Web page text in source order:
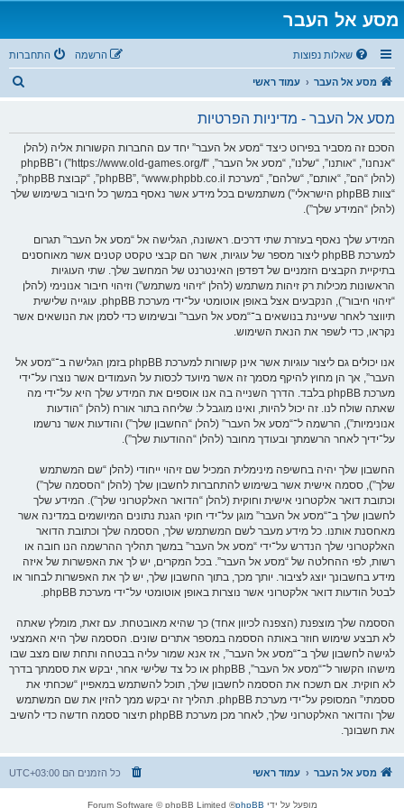
מסע אל העבר
שאלות נפוצות התחברות הרשמה
מסע אל העבר עמוד ראשי
מסע אל העבר - מדיניות הפרטיות
הסכם זה מסביר בפירוט כיצד “מסע אל העבר” יחד עם החברות הקשורות אליה (להלן
“אנחנו”, “אותנו”, “שלנו”, “מסע אל העבר”, “https://www.old-games.org/f”) ו־phpBB
(להלן “הם”, “אותם”, “שלהם”, “מערכת phpBB”, “www.phpbb.co.il”, “קבוצת phpBB”,
“צוות phpBB הישראלי”) משתמשים בכל מידע אשר נאסף במשך כל חיבור בשימוש שלך
(להלן “המידע שלך”).
המידע שלך נאסף בעזרת שתי דרכים. ראשונה, הגלישה אל “מסע אל העבר” תגרום
למערכת phpBB ליצור מספר של עוגיות, אשר הם קבצי טקסט קטנים אשר מאוחסנים
בתיקיית הקבצים הזמניים של דפדפן האינטרנט של המחשב שלך. שתי העוגיות
הראשונות מכילות רק זיהות משתמש (להלן “זיהוי משתמש”) וזיהוי חיבור אנונימי (להלן
“זיהוי חיבור”), הנקבעים אצל באופן אוטומטי על־ידי מערכת phpBB. עוגייה שלישית
תיווצר לאחר שעיינת בנושאים ב־“מסע אל העבר” ובשימוש כדי לסמן את הנושאים אשר
נקראו, כדי לשפר את הנאת השימוש.
אנו יכולים גם ליצור עוגיות אשר אינן קשורות למערכת phpBB בזמן הגלישה ב־“מסע אל
העבר”, אך הן מחוץ להיקף מסמך זה אשר מיועד לכסות על העמודים אשר נוצרו על־ידי
מערכת phpBB בלבד. הדרך השנייה בה אנו אוספים את המידע שלך היא על־ידי מה
שאתה שולח לנו. זה יכול להיות, ואינו מוגבל ל: שליחה בתור אורח (להלן “הודעות
אנונימיות”), הרשמה ל־“מסע אל העבר” (להלן “החשבון שלך”) והודעות אשר נרשמו
על־ידיך לאחר הרשמתך ובעודך מחובר (להלן “ההודעות שלך”).
החשבון שלך יהיה בחשיפה מינימלית המכיל שם זיהוי ייחודי (להלן “שם המשתמש
שלך”), ססמה אישית אשר בשימוש להתחברות לחשבון שלך (להלן “הססמה שלך”)
וכתובת דואר אלקטרוני אישית וחוקית (להלן “הדואר האלקטרוני שלך”). המידע שלך
לחשבון שלך ב־“מסע אל העבר” מוגן על־ידי חוקי הגנת נתונים המיושמים במדינה אשר
מאחסנת אותנו. כל מידע מעבר לשם המשתמש שלך, הססמה שלך וכתובת הדואר
האלקטרוני שלך הנדרש על־ידי “מסע אל העבר” במשך תהליך ההרשמה הנו חובה או
רשות, לפי ההחלטה של “מסע אל העבר”. בכל המקרים, יש לך את האפשרות של איזה
מידע בחשבונך יוצג לציבור. יותך מכך, בתוך החשבון שלך, יש לך את האפשרות לבחור או
לבטל הודעות דואר אלקטרוני אשר נוצרות באופן אוטומטי על־ידי מערכת phpBB.
הססמה שלך מוצפנת (הצפנה לכיוון אחד) כך שהיא מאובטחת. עם זאת, מומלץ שאתה
לא תבצע שימוש חוזר באותה הססמה במספר אתרים שונים. הססמה שלך היא האמצעי
לגישה לחשבון שלך ב־“מסע אל העבר”, אז אנא שמור עליה בבטחה ותחת שום מצב שבו
מישהו הקשור ל־“מסע אל העבר”, phpBB או כל צד שלישי אחר, יבקש את ססמתך בדרך
לא חוקית. אם תשכח את הססמה לחשבון שלך, תוכל להשתמש במאפיין “שכחתי את
ססמתי” המסופק על־ידי מערכת phpBB. תהליך זה יבקש ממך להזין את שם המשתמש
שלך והדואר האלקטרוני שלך, לאחר מכן מערכת phpBB תיצור ססמה חדשה כדי להשיב
את חשבונך.
מסע אל העבר עמוד ראשי כל הזמנים הם UTC+03:00
מופעל על ידי phpBB
® Forum Software © phpBB Limited